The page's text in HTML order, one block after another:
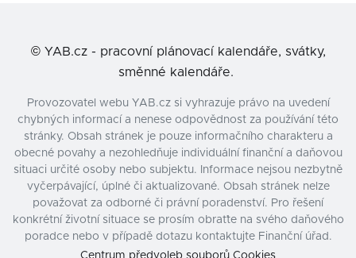
© YAB.cz - pracovní plánovací kalendáře, svátky,
směnné kalendáře.
Provozovatel webu YAB.cz si vyhrazuje právo na uvedení
chybných informací a nenese odpovědnost za používání této
stránky. Obsah stránek je pouze informačního charakteru a
obecné povahy a nezohledňuje individuální finanční a daňovou
situaci určité osoby nebo subjektu. Informace nejsou nezbytně
vyčerpávající, úplné či aktualizované. Obsah stránek nelze
považovat za odborné či právní poradenství. Pro řešení
konkrétní životní situace se prosím obraťte na svého daňového
poradce nebo v případě dotazu kontaktujte Finanční úřad.
Centrum předvoleb souborů Cookies